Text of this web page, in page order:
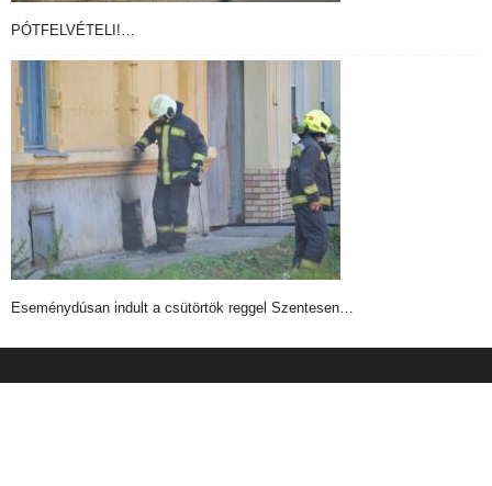
PÓTFELVÉTELI!…
Eseménydúsan indult a csütörtök reggel Szentesen…